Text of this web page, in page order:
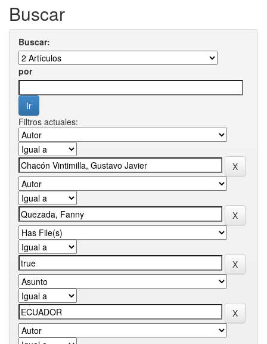
Buscar
Buscar:
por
Filtros actuales: